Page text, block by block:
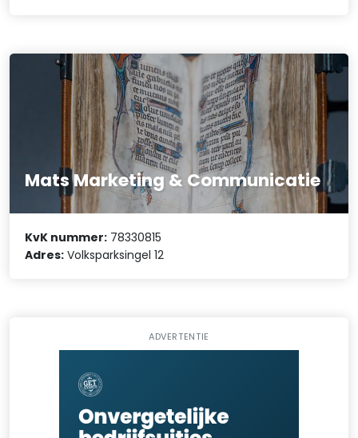
Mats Marketing & Communicatie
KvK nummer: 78330815
Adres: Volksparksingel 12
ADVERTENTIE